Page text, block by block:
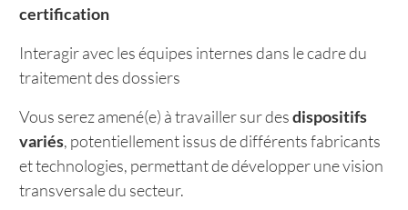
certification
Interagir avec les équipes internes dans le cadre du
traitement des dossiers
Vous serez amené(e) à travailler sur desdispositifs
variés, potentiellement issus de différents fabricants
et technologies, permettant de développer une vision
transversale du secteur.